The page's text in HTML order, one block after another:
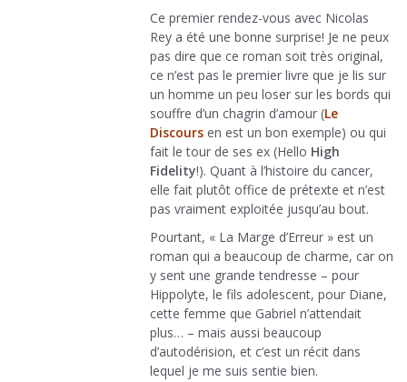
Ce premier rendez-vous avec Nicolas
Rey a été une bonne surprise! Je ne peux
pas dire que ce roman soit très original,
ce n’est pas le premier livre que je lis sur
un homme un peu loser sur les bords qui
souffre d’un chagrin d’amour (Le
Discours en est un bon exemple) ou qui
fait le tour de ses ex (Hello High
Fidelity!). Quant à l’histoire du cancer,
elle fait plutôt office de prétexte et n’est
pas vraiment exploitée jusqu’au bout.
Pourtant, « La Marge d’Erreur » est un
roman qui a beaucoup de charme, car on
y sent une grande tendresse – pour
Hippolyte, le fils adolescent, pour Diane,
cette femme que Gabriel n’attendait
plus… – mais aussi beaucoup
d’autodérision, et c’est un récit dans
lequel je me suis sentie bien.